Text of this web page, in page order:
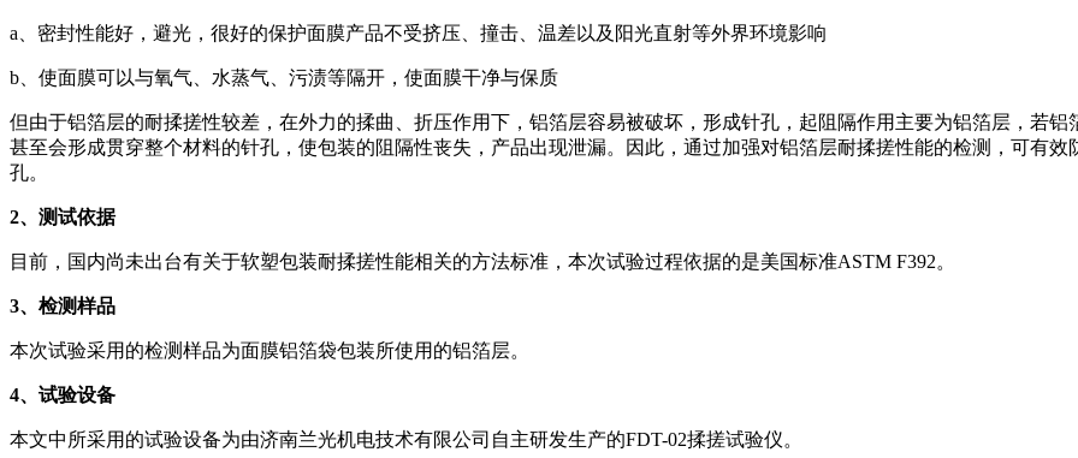
a、密封性能好，避光，很好的保护面膜产品不受挤压、撞击、温差以及阳光直射等外界环境影响
b、使面膜可以与氧气、水蒸气、污渍等隔开，使面膜干净与保质
但由于铝箔层的耐揉搓性较差，在外力的揉曲、折压作用下，铝箔层容易被破坏，形成针孔，起阻隔作用主要为铝箔层，若
甚至会形成贯穿整个材料的针孔，使包装的阻隔性丧失，产品出现泄漏。因此，通过加强对铝箔层耐揉搓性能的检测，可有
孔。
2、测试依据
目前，国内尚未出台有关于软塑包装耐揉搓性能相关的方法标准，本次试验过程依据的是美国标准ASTM F392。
3、检测样品
本次试验采用的检测样品为面膜铝箔袋包装所使用的铝箔层。
4、试验设备
本文中所采用的试验设备为由济南兰光机电技术有限公司自主研发生产的FDT-02揉搓试验仪。